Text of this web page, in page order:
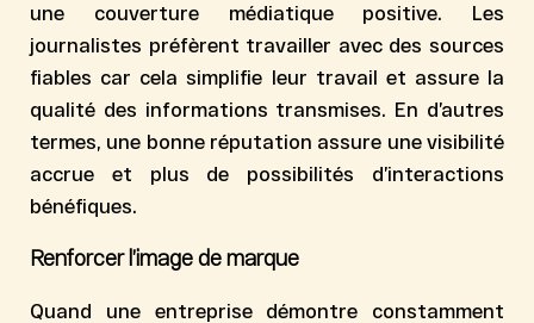
une couverture médiatique positive. Les
journalistes préfèrent travailler avec des sources
fiables car cela simplifie leur travail et assure la
qualité des informations transmises. En d’autres
termes, une bonne réputation assure une visibilité
accrue et plus de possibilités d’interactions
bénéfiques.
Renforcer l’image de marque
Quand une entreprise démontre constamment